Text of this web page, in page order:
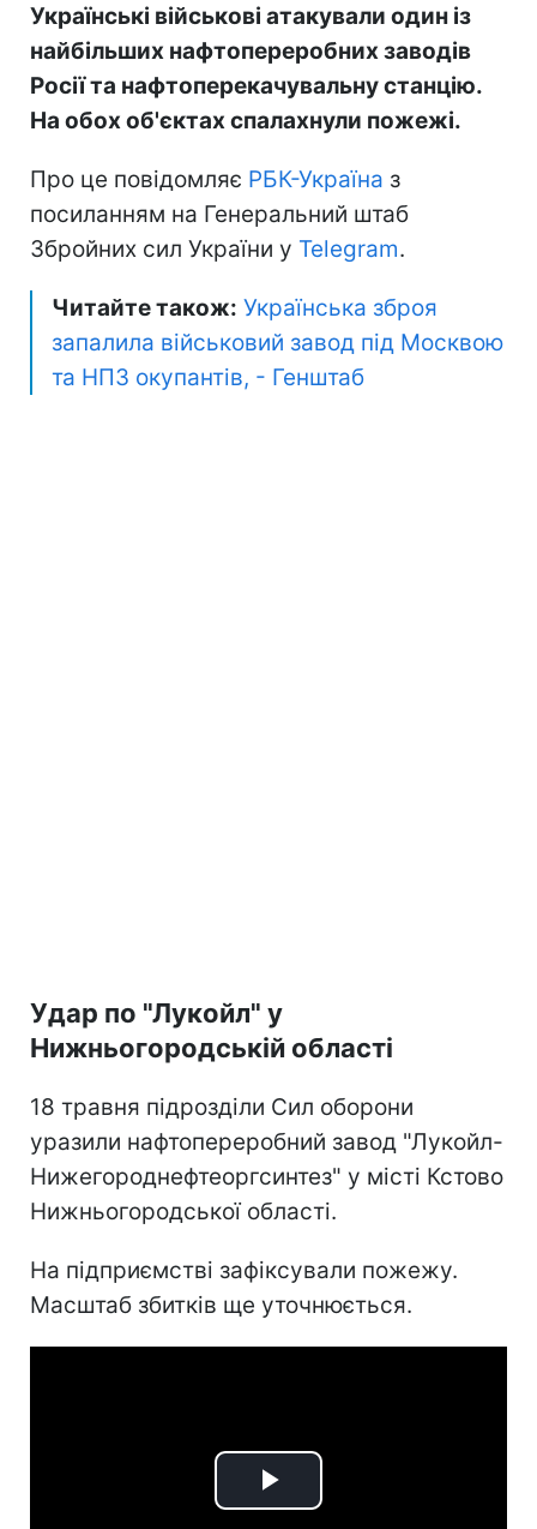
Українські військові атакували один із
найбільших нафтопереробних заводів
Росії та нафтоперекачувальну станцію.
На обох об'єктах спалахнули пожежі.
Про це повідомляє РБК-Україна з
посиланням на Генеральний штаб
Збройних сил України у Telegram.
Читайте також: Українська зброя
запалила військовий завод під Москвою
та НПЗ окупантів, - Генштаб
Удар по "Лукойл" у
Нижньогородській області
18 травня підрозділи Сил оборони
уразили нафтопереробний завод "Лукойл-
Нижегороднефтеоргсинтез" у місті Кстово
Нижньогородської області.
На підприємстві зафіксували пожежу.
Масштаб збитків ще уточнюється.
Play